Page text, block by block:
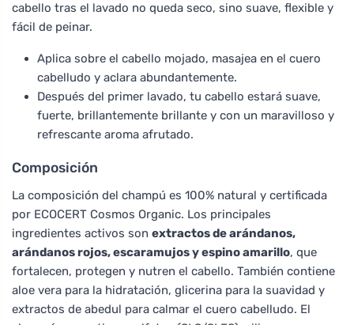
cabello tras el lavado no queda seco, sino suave, flexible y
fácil de peinar.
Aplica sobre el cabello mojado, masajea en el cuero
cabelludo y aclara abundantemente.
Después del primer lavado, tu cabello estará suave,
fuerte, brillantemente brillante y con un maravilloso y
refrescante aroma afrutado.
Composición
La composición del champú es 100% natural y certificada
por ECOCERT Cosmos Organic. Los principales
ingredientes activos son extractos de arándanos,
arándanos rojos, escaramujos y espino amarillo, que
fortalecen, protegen y nutren el cabello. También contiene
aloe vera para la hidratación, glicerina para la suavidad y
extractos de abedul para calmar el cuero cabelludo. El